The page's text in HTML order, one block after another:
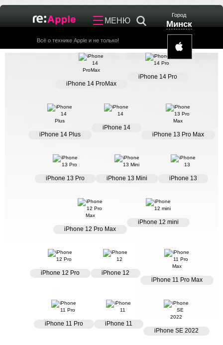
Город
Минск
Всё о технике Apple и не только!
iPhone 14 ProMax
iPhone 14 Plus
iPhone 14
iPhone 13 Pro
iPhone 13 Mini
iPhone 12 Pro Max
iPhone 12
iPhone SE 2022
iPhone SE 2020
AirPods
Авто
Бизнес
Еда
Услуги
Мода
Прочее
Отдых
iPhone
Ремонт
Игры
Новости
iPhone 14 ProMax
iPhone 14 Pro
iPhone 14 Plus
iPhone 14
iPhone 13 Pro Max
iPhone 13 Pro iPhone 13 Mini iPhone 13
iPhone 12 Pro Max
iPhone 12 mini
iPhone 12 Pro
iPhone 12
iPhone 11 Pro Max
iPhone 11 Pro
iPhone 11
iPhone SE 2022